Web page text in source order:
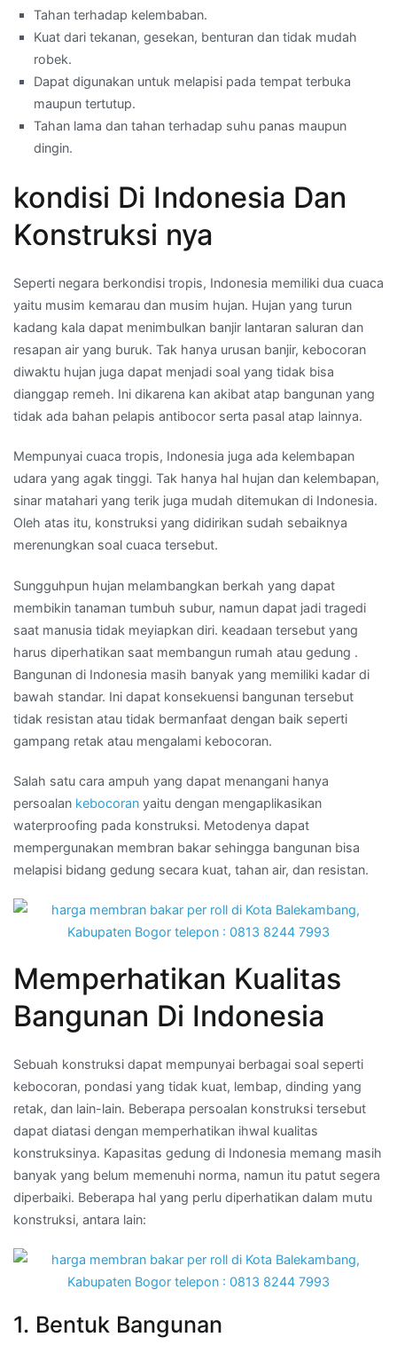
Tahan terhadap kelembaban.
Kuat dari tekanan, gesekan, benturan dan tidak mudah
robek.
Dapat digunakan untuk melapisi pada tempat terbuka
maupun tertutup.
Tahan lama dan tahan terhadap suhu panas maupun
dingin.
kondisi Di Indonesia Dan
Konstruksi nya
Seperti negara berkondisi tropis, Indonesia memiliki dua cuaca
yaitu musim kemarau dan musim hujan. Hujan yang turun
kadang kala dapat menimbulkan banjir lantaran saluran dan
resapan air yang buruk. Tak hanya urusan banjir, kebocoran
diwaktu hujan juga dapat menjadi soal yang tidak bisa
dianggap remeh. Ini dikarena kan akibat atap bangunan yang
tidak ada bahan pelapis antibocor serta pasal atap lainnya.
Mempunyai cuaca tropis, Indonesia juga ada kelembapan
udara yang agak tinggi. Tak hanya hal hujan dan kelembapan,
sinar matahari yang terik juga mudah ditemukan di Indonesia.
Oleh atas itu, konstruksi yang didirikan sudah sebaiknya
merenungkan soal cuaca tersebut.
Sungguhpun hujan melambangkan berkah yang dapat
membikin tanaman tumbuh subur, namun dapat jadi tragedi
saat manusia tidak meyiapkan diri. keadaan tersebut yang
harus diperhatikan saat membangun rumah atau gedung .
Bangunan di Indonesia masih banyak yang memiliki kadar di
bawah standar. Ini dapat konsekuensi bangunan tersebut
tidak resistan atau tidak bermanfaat dengan baik seperti
gampang retak atau mengalami kebocoran.
Salah satu cara ampuh yang dapat menangani hanya
persoalan kebocoran yaitu dengan mengaplikasikan
waterproofing pada konstruksi. Metodenya dapat
mempergunakan membran bakar sehingga bangunan bisa
melapisi bidang gedung secara kuat, tahan air, dan resistan.
Memperhatikan Kualitas
Bangunan Di Indonesia
Sebuah konstruksi dapat mempunyai berbagai soal seperti
kebocoran, pondasi yang tidak kuat, lembap, dinding yang
retak, dan lain-lain. Beberapa persoalan konstruksi tersebut
dapat diatasi dengan memperhatikan ihwal kualitas
konstruksinya. Kapasitas gedung di Indonesia memang masih
banyak yang belum memenuhi norma, namun itu patut segera
diperbaiki. Beberapa hal yang perlu diperhatikan dalam mutu
konstruksi, antara lain:
1. Bentuk Bangunan